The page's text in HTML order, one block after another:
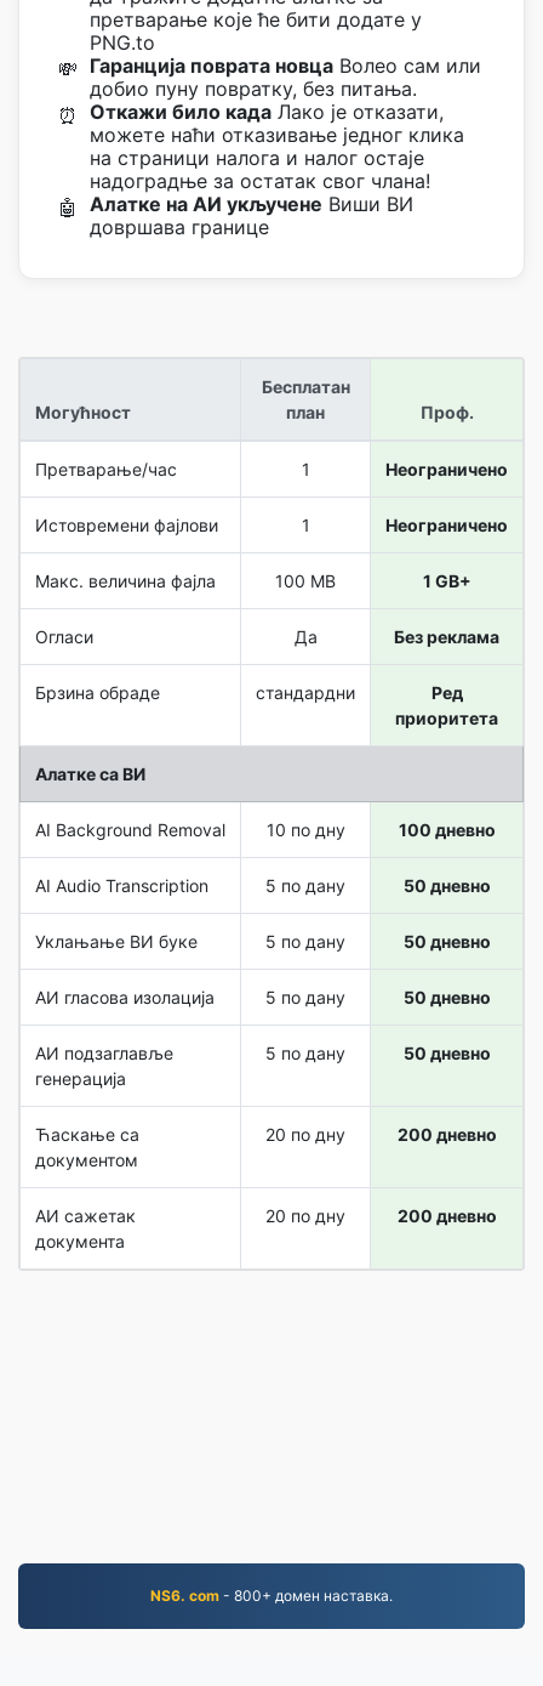
претварање које ће бити додате у
PNG.to
💸 Гаранција поврата новца Волео сам или
добио пуну повратку, без питања.
⏰
Откажи било када Лако је отказати,
можете наћи отказивање једног клика
на страници налога и налог остаје
надоградње за остатак свог члана!
🤖
Алатке на АИ укључене Виши ВИ
довршава границе
Могућност
Бесплатан
план
Проф.
Претварање/час 1 Неограничено
Истовремени фајлови 1 Неограничено
Макс. величина фајла 100 MB 1 GB+
Огласи Да Без реклама
Брзина обраде стандардни
Ред
приоритета
Алатке са ВИ
AI Background Removal 10 по дну 100 дневно
AI Audio Transcription 5 по дану 50 дневно
Уклањање ВИ буке 5 по дану 50 дневно
АИ гласова изолација 5 по дану 50 дневно
АИ подзаглавље
генерација
5 по дану 50 дневно
Ћаскање са
документом
20 по дну 200 дневно
АИ сажетак
документа
20 по дну 200 дневно
NS6. com - 800+ домен наставка.